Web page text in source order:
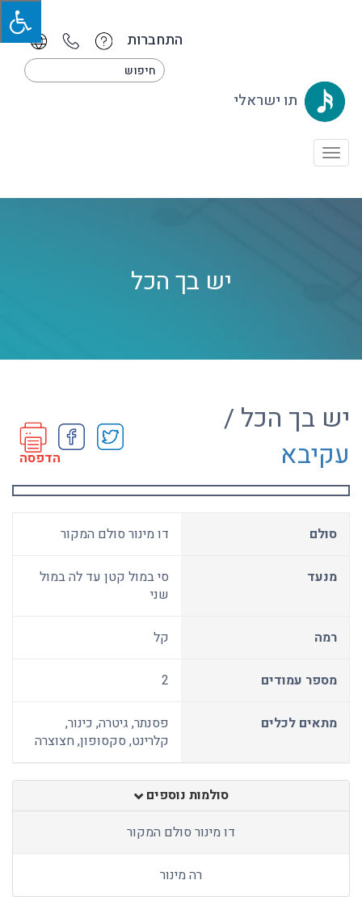
התחברות
תו ישראלי
Toggle
יש בך הכל
יש בך הכל /
עקיבא
הדפסה
סולם דו מינור סולם המקור
מנעד
סי במול קטן עד לה במול
שני
רמה קל
מספר עמודים 2
מתאים לכלים
פסנתר, גיטרה, כינור,
קלרינט, סקסופון, חצוצרה
סולמות נוספים
דו מינור סולם המקור
רה מינור